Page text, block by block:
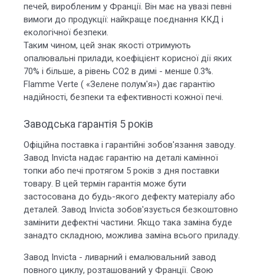
печей, виробленим у Франції. Він має на увазі певні
вимоги до продукції: найкраще поєднання ККД і
екологічної безпеки.
Таким чином, цей знак якості отримують
опалювальні прилади, коефіцієнт корисної дії яких
70% і більше, а рівень СО2 в димі - менше 0.3%.
Flamme Verte ( «Зелене полум'я») дає гарантію
надійності, безпеки та ефективності кожної печі.
Заводська гарантія 5 років
Офіційна поставка і гарантійні зобов'язання заводу.
Завод Invicta надає гарантію на деталі камінної
топки або печі протягом 5 років з дня поставки
товару. В цей термін гарантія може бути
застосована до будь-якого дефекту матеріалу або
деталей. Завод Invicta зобов'язується безкоштовно
замінити дефектні частини. Якщо така заміна буде
занадто складною, можлива заміна всього приладу.
Завод Invicta - ливарний і емалювальний завод
повного циклу, розташований у Франції. Свою